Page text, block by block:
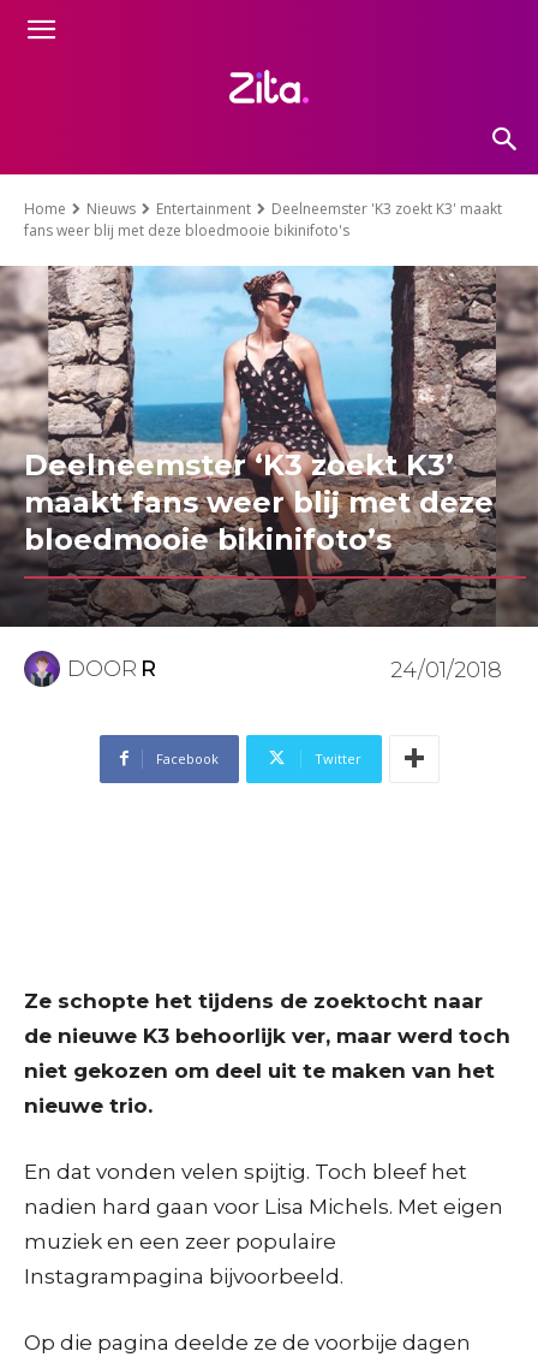
Home Nieuws Entertainment
Deelneemster 'K3 zoekt K3' maakt
fans weer blij met deze bloedmooie bikinifoto's
Deelneemster ‘K3 zoekt K3’
maakt fans weer blij met deze
bloedmooie bikinifoto’s
DOOR R 24/01/2018
Facebook Twitter
Ze schopte het tijdens de zoektocht naar
de nieuwe K3 behoorlijk ver, maar werd toch
niet gekozen om deel uit te maken van het
nieuwe trio.
En dat vonden velen spijtig. Toch bleef het
nadien hard gaan voor Lisa Michels. Met eigen
muziek en een zeer populaire
Instagrampagina bijvoorbeeld.
Op die pagina deelde ze de voorbije dagen